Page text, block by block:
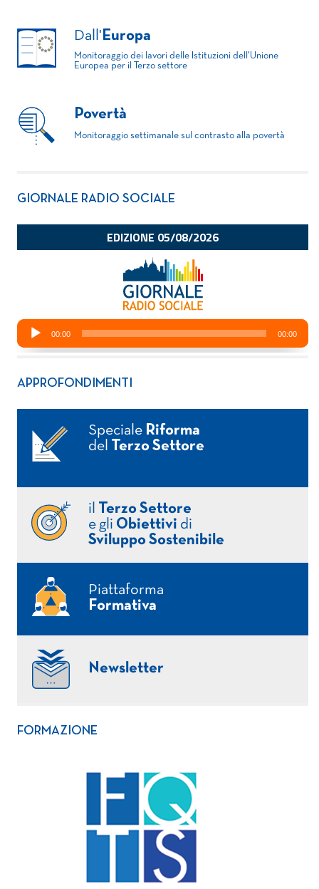
Dall' Europa
Monitoraggio dei lavori delle Istituzioni dell'Unione
Europea per il Terzo settore
Povertà
Monitoraggio settimanale sul contrasto alla povertà
GIORNALE RADIO SOCIALE
APPROFONDIMENTI
Speciale Riforma
del
Terzo Settore
il
Terzo Settore
e gli Obiettivi di
Sviluppo Sostenibile
Piattaforma
Formativa
Newsletter
FORMAZIONE